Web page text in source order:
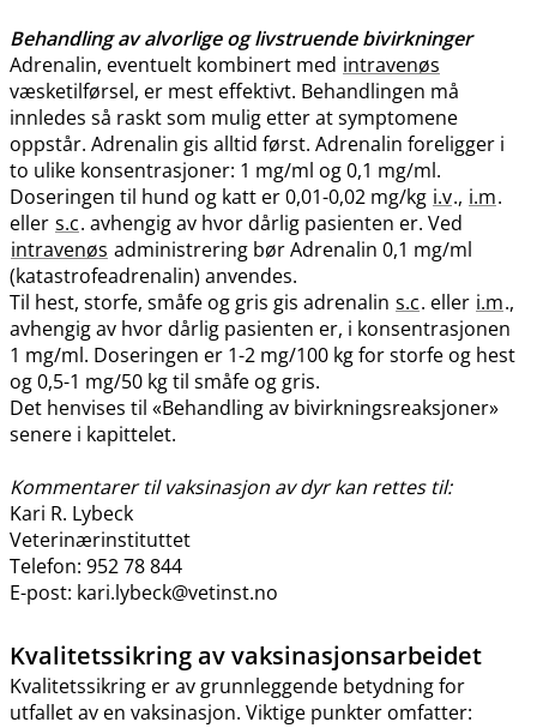
Behandling av alvorlige og livstruende bivirkninger
Adrenalin, eventuelt kombinert med intravenøs
væsketilførsel, er mest effektivt. Behandlingen må
innledes så raskt som mulig etter at symptomene
oppstår. Adrenalin gis alltid først. Adrenalin foreligger i
to ulike konsentrasjoner: 1 mg/ml og 0,1 mg​/​ml.
Doseringen til hund og katt er 0,01-0,02 mg/kg i.v., i.m.
eller s.c. avhengig av hvor dårlig pasienten er. Ved
intravenøs administrering bør Adrenalin 0,1 mg/ml
(katastrofeadrenalin) anvendes.
Til hest, storfe, småfe og gris gis adrenalin s.c. eller i.m.,
avhengig av hvor dårlig pasienten er, i konsentrasjonen
1 mg​/​ml. Doseringen er 1-2 mg/100 kg for storfe og hest
og 0,5-1 mg/50 kg til småfe og gris.
Det henvises til «Behandling av bivirkningsreaksjoner»
senere i kapittelet.
Kommentarer til vaksinasjon av dyr kan rettes til:
Kari R. Lybeck
Veterinærinstituttet
Telefon: 952 78 844
E-post: kari.lybeck@vetinst.no
Kvalitetssikring av vaksinasjonsarbeidet
Kvalitetssikring er av grunnleggende betydning for
utfallet av en vaksinasjon. Viktige punkter omfatter: